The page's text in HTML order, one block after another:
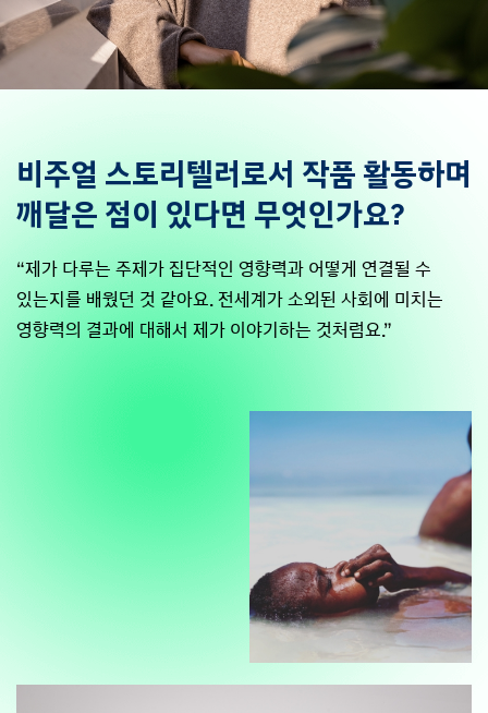
비주얼 스토리텔러로서 작품 활동하며
깨달은 점이 있다면 무엇인가요?
“제가 다루는 주제가 집단적인 영향력과 어떻게 연결될 수
있는지를 배웠던 것 같아요. 전세계가 소외된 사회에 미치는
영향력의 결과에 대해서 제가 이야기하는 것처럼요.”